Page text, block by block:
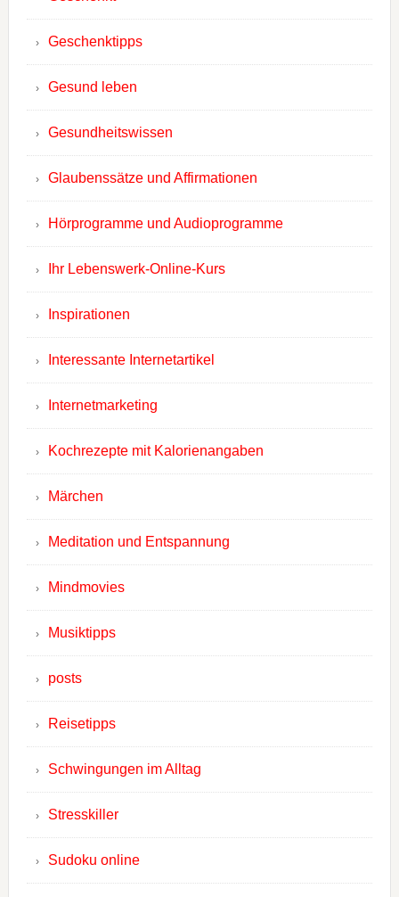
Geschenktipps
Gesund leben
Gesundheitswissen
Glaubenssätze und Affirmationen
Hörprogramme und Audioprogramme
Ihr Lebenswerk-Online-Kurs
Inspirationen
Interessante Internetartikel
Internetmarketing
Kochrezepte mit Kalorienangaben
Märchen
Meditation und Entspannung
Mindmovies
Musiktipps
posts
Reisetipps
Schwingungen im Alltag
Stresskiller
Sudoku online